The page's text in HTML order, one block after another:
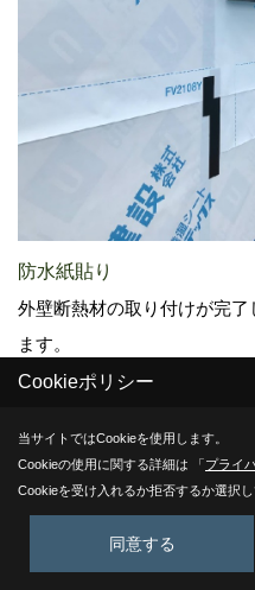
防水紙貼り
外壁断熱材の取り付けが完
ます。
指定の重ね巾が確保できてい
22. 2022年08月26日
Cookieポリシー
当サイトではCookieを使用します。
Cookieの使用に関する詳細は 「プライ
Cookieを受け入れるか拒否するか選択し
同意する